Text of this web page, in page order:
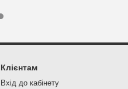
Клієнтам
Вхід до кабінету